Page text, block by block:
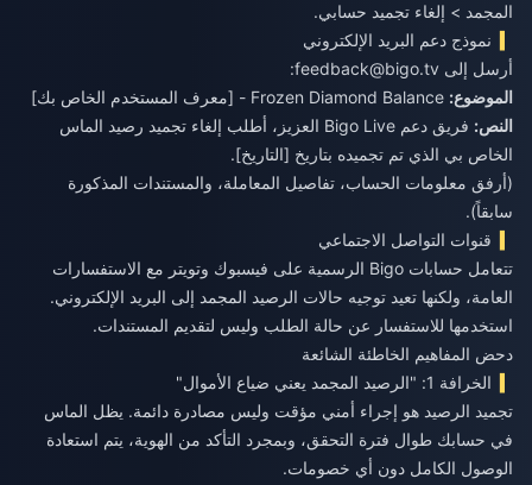
المجمد > إلغاء تجميد حسابي.
نموذج دعم البريد الإلكتروني
أرسل إلى feedback@bigo.tv
:
الموضوع:
النص:
فريق دعم Bigo Live العزيز، أطلب إلغاء تجميد رصيد الماس
(أرفق معلومات الحساب، تفاصيل المعاملة، والمستندات المذكورة
سابقاً).
قنوات التواصل الاجتماعي
تتعامل حسابات Bigo الرسمية على فيسبوك وتويتر مع الاستفسارات
العامة، ولكنها تعيد توجيه حالات الرصيد المجمد إلى البريد الإلكتروني.
استخدمها للاستفسار عن حالة الطلب وليس لتقديم المستندات.
دحض المفاهيم الخاطئة الشائعة
الخرافة 1: "الرصيد المجمد يعني ضياع الأموال"
تجميد الرصيد هو إجراء أمني مؤقت وليس مصادرة دائمة. يظل الماس
في حسابك طوال فترة التحقق، وبمجرد التأكد من الهوية، يتم استعادة
الوصول الكامل دون أي خصومات.